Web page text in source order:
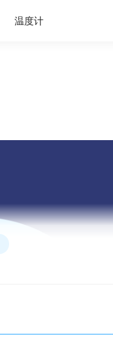
温度计